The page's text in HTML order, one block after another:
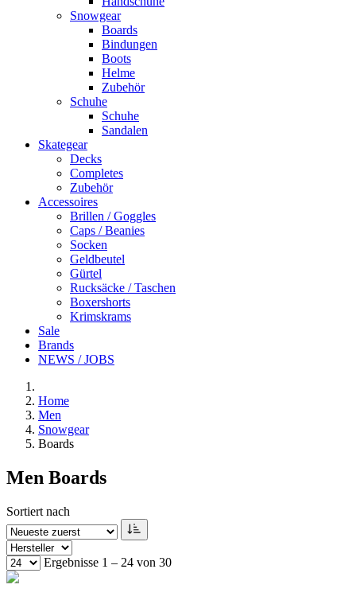
Snowgear
Boards
Bindungen
Boots
Helme
Zubehör
Schuhe
Schuhe
Sandalen
Skategear
Decks
Completes
Zubehör
Accessoires
Brillen / Goggles
Caps / Beanies
Socken
Geldbeutel
Gürtel
Rucksäcke / Taschen
Boxershorts
Krimskrams
Sale
Brands
NEWS / JOBS
Home
Men
Snowgear
Boards
Men Boards
Sortiert nach
Ergebnisse 1 – 24 von 30